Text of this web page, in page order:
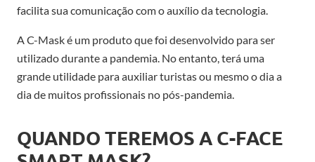
facilita sua comunicação com o auxílio da tecnologia.
A C-Mask é um produto que foi desenvolvido para ser
utilizado durante a pandemia. No entanto, terá uma
grande utilidade para auxiliar turistas ou mesmo o dia a
dia de muitos profissionais no pós-pandemia.
QUANDO TEREMOS A C-FACE